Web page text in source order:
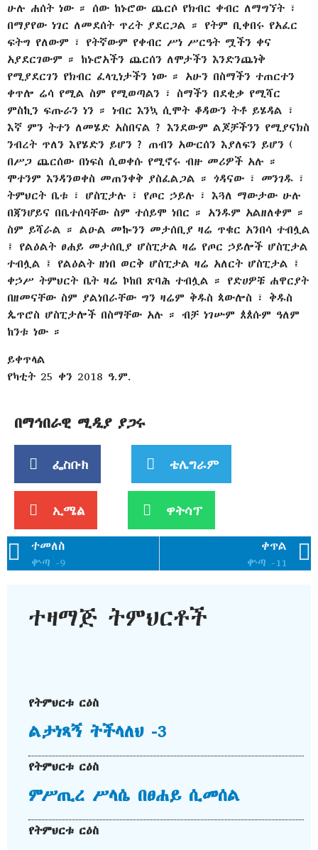
ሁሉ ሐሰት ነው ። ሰው ከኑሮው ጨርሶ የክብር ቀብር ለማግኘት ፣
በማያየው ነገር ለመደሰት ጥረት ያደርጋል ። የትም ቢቀበሩ የአፈር
ፍትግ የለውም ፣ የትኛውም የቀብር ሥነ ሥርዓት ሟችን ቀና
አያደርገውም ። ከኑሮአችን ጨርሰን ለሞታችን እንድንጨነቅ
የሚያደርገን የክብር ፈላጊነታችን ነው ። አሁን በስማችን ተጠርተን
ቀጥሎ ሬሳ የሚል ስም የሚወጣልን ፣ ስማችን በደቂቃ የሚሻር
ምስኪን ፍጡራን ነን ። ነብር እንኳ ሲሞት ቆዳውን ትቶ ይሄዳል ፣
እኛ ምን ትተን ለመሄድ አስበናል ? እንደውም ልጆቻችንን የሚያናክስ
ንብረት ጥለን እየሄድን ይሆን ? ጠብን አውርሰን እያለፍን ይሆን (
በሥጋ ጨርሰው በነፍስ ሲወቀሱ የሚኖሩ ብዙ መሪዎች አሉ ።
ሞተንም እንዳንወቀስ መጠንቀቅ ያስፈልጋል ። ጎዳናው ፣ መንገዱ ፣
ትምህርት ቤቱ ፣ ሆስፒታሉ ፣ የጦር ኃይሉ ፣ እጓለ ማውታው ሁሉ
በጃንሆይና በቤተሰባቸው ስም ተሰይሞ ነበር ። አንዱም አልዘለቀም ።
ስም ይሻራል ። ልዑል መኰንን መታሰቢያ ዛሬ ጥቁር አንበሳ ተብሏል
፤ የልዕልት ፀሐይ መታሰቢያ ሆስፒታል ዛሬ የጦር ኃይሎች ሆስፒታል
ተብሏል ፤ የልዕልት ዘነበ ወርቅ ሆስፒታል ዛሬ አለርት ሆስፒታል ፤
ቀኃሥ ትምህርት ቤት ዛሬ ኮከበ ጽባሕ ተብሏል ። የድሀዎቹ ሐዋርያት
በዘመናቸው ስም ያልነበራቸው ግን ዛሬም ቅዱስ ጳውሎስ ፣ ቅዱስ
ጴጥሮስ ሆስፒታሎች በስማቸው አሉ ። ብቻ ነገሡም ጰጰሱም ዓለም
ከንቱ ነው ።
ይቀጥላል
የካቲት 25 ቀን 2018 ዓ.ም.
በማኅበራዊ ሚዲያ ያጋሩ
ፌስቡክ ቴሌግራም
ኢሜል ዋትሳፕ
ተመለስ
ቍጣ -9
ቀጥል
ቍጣ -11
ተዛማጅ ትምህርቶች
የትምህርቱ ርዕስ
ልታነጻኝ ትችላለህ -3
የትምህርቱ ርዕስ
ምሥጢረ ሥላሴ በፀሐይ ሲመሰል
የትምህርቱ ርዕስ